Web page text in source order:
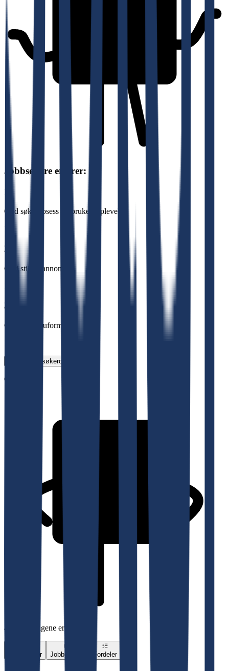
Jobbsøkere erfarer:
1.
God søkeprosess og brukeropplevelse
1
2.
God stillingannonse
3.
Godt intervjuformat
Vurder jobbsøkeropplevelse
0 %
av vurderingene er besvart
Vurderinger Jobbsøkere Fordeler